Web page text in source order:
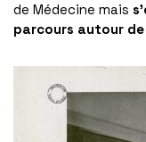
de Médecine mais
parcours autour